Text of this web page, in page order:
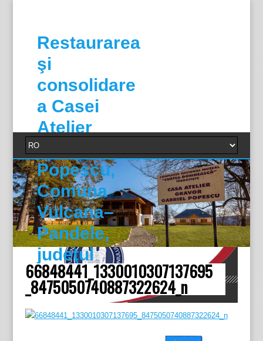
Restaurarea
şi
consolidare
a Casei
Atelier
Gabriel
Popescu,
Comuna
Vulcana–
Pandele,
judeţul
Dâmboviţa
66848441_1330010307137695
_8475050740887322624_n